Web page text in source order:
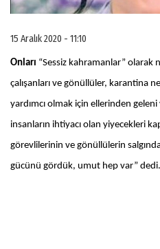
15 Aralık 2020 - 11:10
Onları “Sessiz kahramanlar” olarak
çalışanları ve gönüllüler, karantina
yardımcı olmak için ellerinden
insanların ihtiyacı olan yiyecekleri
görevlilerinin ve gönüllülerin
gücünü gördük, umut hep var” dedi.